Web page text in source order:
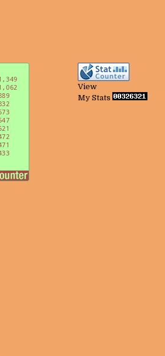
View
My Stats